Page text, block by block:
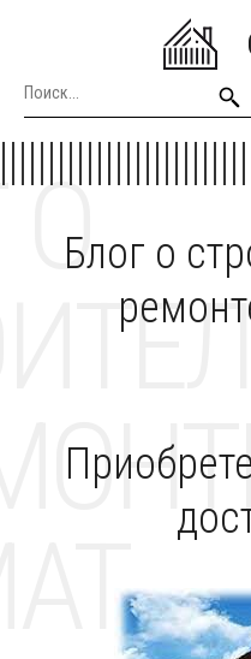
Блог о
О